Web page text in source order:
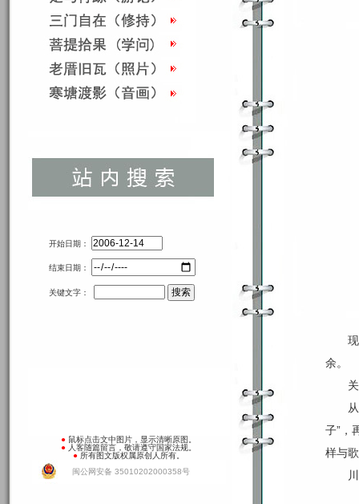
开始日期：
结束日期：
关键文字：
● 鼠标点击文中图片，显示清晰原图。
● 人客随篇留言，敬请遵守国家法规。
● 所有图文版权属原创人所有。
闽公网安备 35010202000358号
余。
子”，
样与